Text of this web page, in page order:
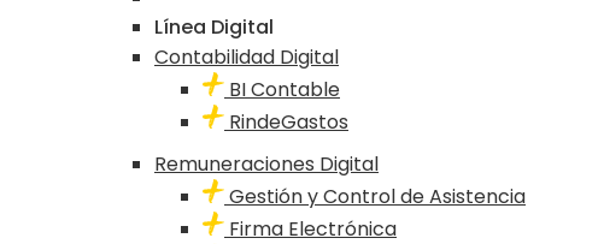
Línea Digital
Contabilidad Digital
BI Contable
RindeGastos
Remuneraciones Digital
Gestión y Control de Asistencia
Firma Electrónica